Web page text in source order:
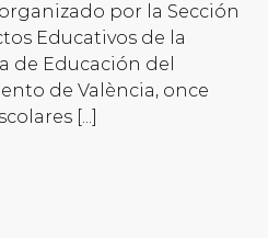
por la Sección
Educativos de la
de Educación del
de València, once
[...]